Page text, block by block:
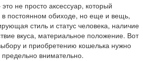
не просто аксессуар, который
в постоянном обиходе, но еще и вещь,
стиль и статус человека, наличие
вкуса, материальное положение. Вот
и приобретению кошелька нужно
предельно внимательно.